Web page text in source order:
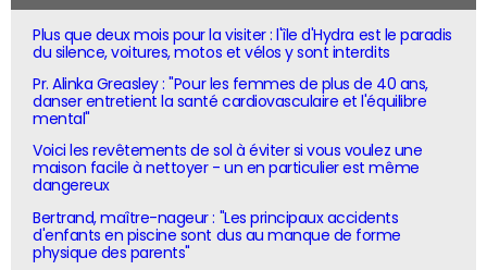
Plus que deux mois pour la visiter : l'île d'Hydra est le paradis
du silence, voitures, motos et vélos y sont interdits
Pr. Alinka Greasley : "Pour les femmes de plus de 40 ans,
danser entretient la santé cardiovasculaire et l'équilibre
mental"
Voici les revêtements de sol à éviter si vous voulez une
maison facile à nettoyer - un en particulier est même
dangereux
Bertrand, maître-nageur : "Les principaux accidents
d'enfants en piscine sont dus au manque de forme
physique des parents"